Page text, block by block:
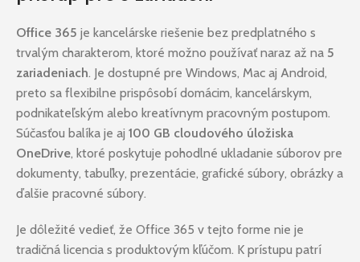
Office 365 je kancelárske riešenie bez predplatného s
trvalým charakterom, ktoré možno používať naraz až na 5
zariadeniach. Je dostupné pre Windows, Mac aj Android,
preto sa flexibilne prispôsobí domácim, kancelárskym,
podnikateľským alebo kreatívnym pracovným postupom.
Súčasťou balíka je aj 100 GB cloudového úložiska
OneDrive, ktoré poskytuje pohodlné ukladanie súborov pre
dokumenty, tabuľky, prezentácie, grafické súbory, obrázky a
ďalšie pracovné súbory.
Je dôležité vedieť, že Office 365 v tejto forme nie je
tradičná licencia s produktovým kľúčom. K prístupu patrí